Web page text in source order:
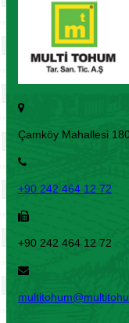
Çamköy Mahallesi
+90 242 464 12 72
+90 242 464 12 72